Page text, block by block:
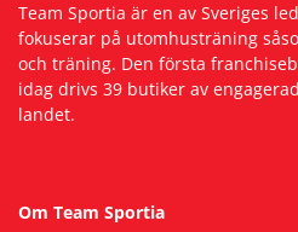
Team Sportia är en av Sveriges
fokuserar på utomhusträning
och träning. Den första
idag drivs 39 butiker av
landet.
Om Team Sportia